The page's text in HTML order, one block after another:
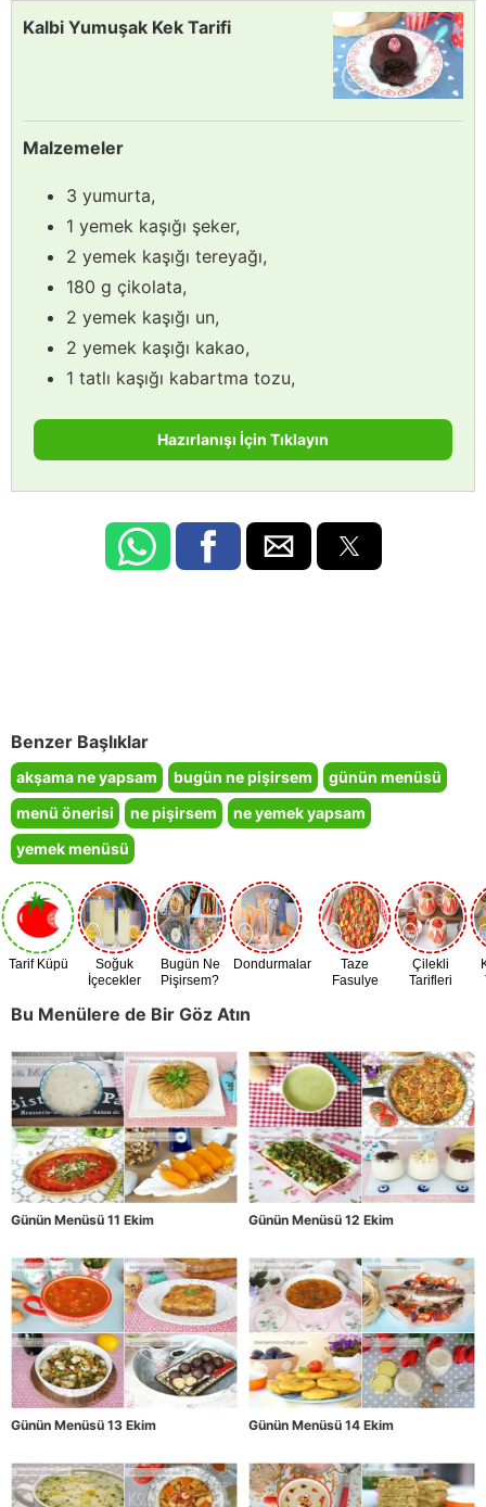
Kalbi Yumuşak Kek Tarifi
Malzemeler
3 yumurta,
1 yemek kaşığı şeker,
2 yemek kaşığı tereyağı,
180 g çikolata,
2 yemek kaşığı un,
2 yemek kaşığı kakao,
1 tatlı kaşığı kabartma tozu,
Hazırlanışı İçin Tıklayın
Benzer Başlıklar
akşama ne yapsam bugün ne pişirsem
günün menüsü
menü önerisi
ne pişirsem
ne yemek yapsam
yemek menüsü
Tarif Küpü
Soğuk
İçecekler
Bugün Ne
Pişirsem?
Dondurmalar
Taze
Fasulye
Çilekli
Tarifleri
Bu Menülere de Bir Göz Atın
Günün Menüsü 11 Ekim Günün Menüsü 12 Ekim
Günün Menüsü 13 Ekim Günün Menüsü 14 Ekim